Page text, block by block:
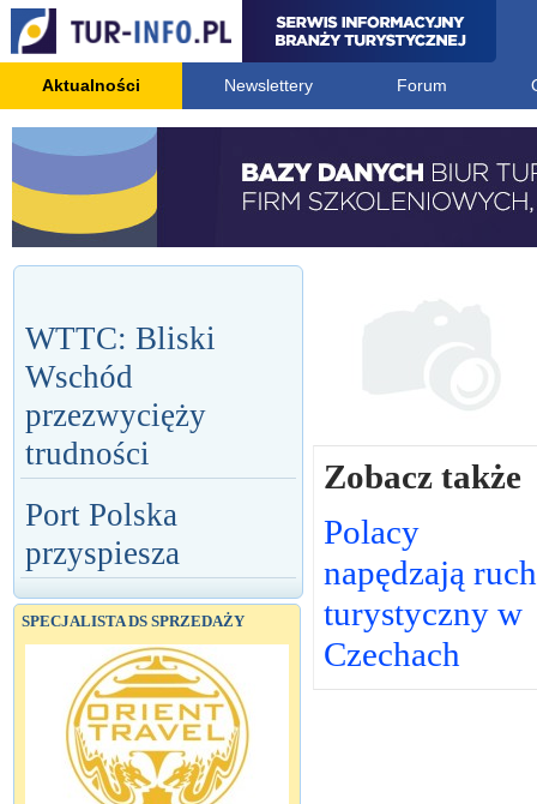
Aktualności Newslettery Forum
WTTC: Bliski
Wschód
przezwycięży
trudności
Port Polska
przyspiesza
SPECJALISTA DS SPRZEDAŻY
Zobacz także
Polacy
napędzają ruch
turystyczny w
Czechach